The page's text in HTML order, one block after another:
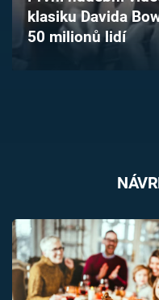
Sledujte prima+
klasiku Davida
50 milionů lidí